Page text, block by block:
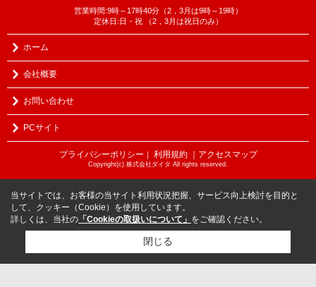
営業時間:9時～17時40分（2，3月は9時～19時）
定休日:日・祝 （2，3月は祝日のみ）
ホーム
会社概要
お問い合わせ
PCサイト
プライバシーポリシー ｜ 利用規約 ｜アクセスマップ
Copyright(c) 株式会社ダイタ All rights reserved.
当サイトでは、お客様の当サイト利用状況把握、サービス向上検討を目的と
して、クッキー（Cookie）を使用しています。
詳しくは、当社の 「Cookieの取扱いについて」 をご確認ください。
閉じる